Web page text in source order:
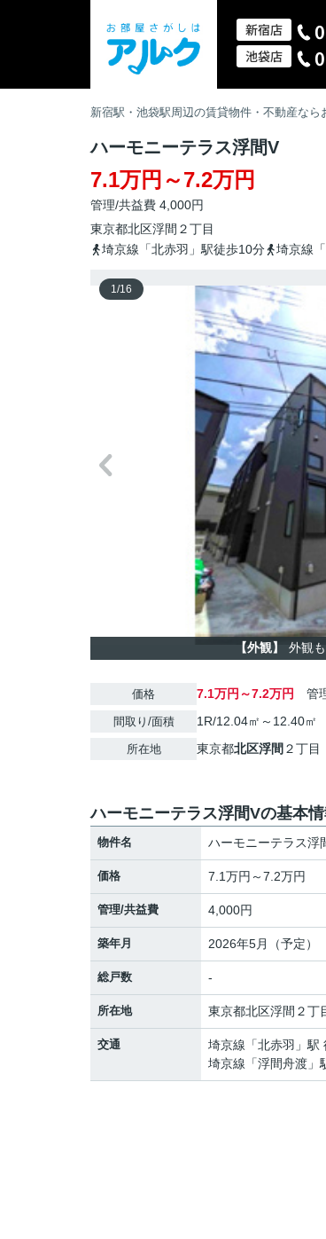
新宿店
池袋店
新宿駅・池袋駅周辺の賃貸物件・不動産なら
ハーモニーテラス浮間V
7.1万円～7.2万円
管理/共益費 4,000円
東京都北区浮間 ２丁目
埼京線「北赤羽」駅徒歩10分
埼京線
1/16
【外観】 外観
価格 7.1万円～7.2万円 管
間取り/面積 1R/12.04㎡～12.40㎡
所在地 東京都北区浮間 ２丁目
ハーモニーテラス浮間Vの基本
物件名 ハーモニーテラス浮
価格 7.1万円～7.2万円
管理/共益費 4,000円
築年月 2026年5月（予定）
総戸数 -
所在地 東京都北区浮間 ２丁
交通 埼京線 「北赤羽 」駅
埼京線 「浮間舟渡 」